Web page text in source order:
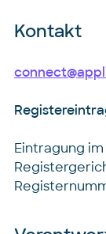
Kontakt
Eintragung